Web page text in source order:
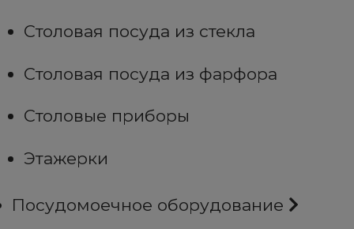
Столовая посуда из стекла
Столовая посуда из фарфора
Столовые приборы
Этажерки
Посудомоечное оборудование